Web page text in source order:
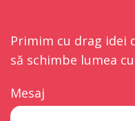
Primim cu drag idei
să schimbe lumea
Mesaj